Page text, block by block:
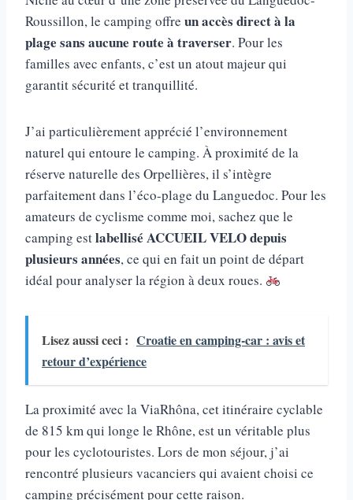
Roussillon, le camping offre un accès direct à la
plage sans aucune route à traverser. Pour les
familles avec enfants, c’est un atout majeur qui
garantit sécurité et tranquillité.
J’ai particulièrement apprécié l’environnement
naturel qui entoure le camping. À proximité de la
réserve naturelle des Orpellières, il s’intègre
parfaitement dans l’éco-plage du Languedoc. Pour les
amateurs de cyclisme comme moi, sachez que le
camping estlabellisé ACCUEIL VELO depuis
plusieurs années, ce qui en fait un point de départ
idéal pour analyser la région à deux roues.
Lisez aussi ceci : Croatie en camping-car : avis et
retour d’expérience
La proximité avec la ViaRhôna, cet itinéraire cyclable
de 815 km qui longe le Rhône, est un véritable plus
pour les cyclotouristes. Lors de mon séjour, j’ai
rencontré plusieurs vacanciers qui avaient choisi ce
camping précisément pour cette raison.